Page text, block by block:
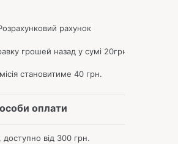
рахунок
грошей назад у сумі 20грн+2%.
становитиме 40 грн.
оплати
доступно від 300 грн.